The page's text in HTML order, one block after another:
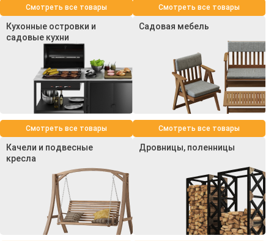
Смотреть все товары Смотреть все товары
Кухонные островки и
садовые кухни
Смотреть все товары
Садовая мебель
Смотреть все товары
Качели и подвесные
кресла
Дровницы, поленницы